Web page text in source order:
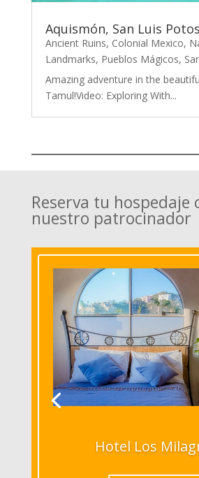
Aquismón, San Luis
Ancient Ruins, Colonial Mexico,
Landmarks, Pueblos Mágicos,
Amazing adventure in the
Tamul!Video: Exploring With...
Reserva tu hospedaje
nuestro patrocinador
Hotel Los